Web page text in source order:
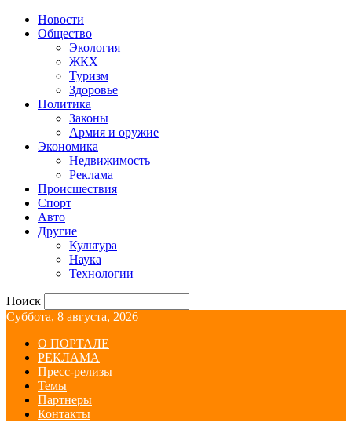
Новости
Общество
Экология
ЖКХ
Туризм
Здоровье
Политика
Законы
Армия и оружие
Экономика
Недвижимость
Реклама
Происшествия
Спорт
Авто
Другие
Культура
Наука
Технологии
Поиск
Суббота, 8 августа, 2026
О ПОРТАЛЕ
РЕКЛАМА
Пресс-релизы
Темы
Партнеры
Контакты